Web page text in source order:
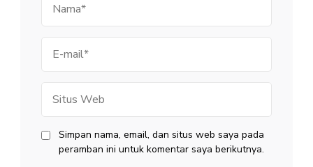
mail
Web
Simpan nama, email, dan situs web saya pada
peramban ini untuk komentar saya berikutnya.